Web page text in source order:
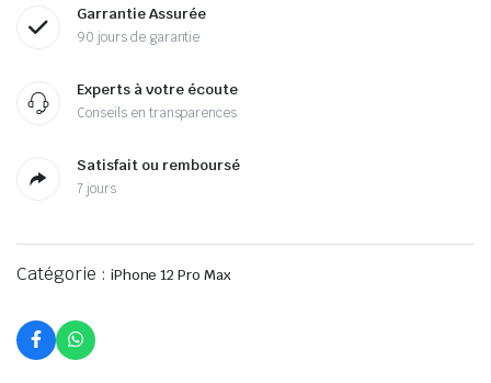
Garrantie Assurée
90 jours de garantie
Experts à votre écoute
Conseils en transparences
Satisfait ou remboursé
7 jours
Catégorie : iPhone 12 Pro Max